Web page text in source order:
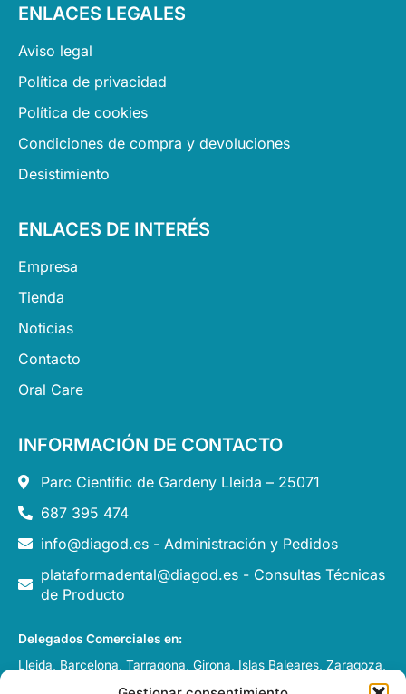
e
i
n
a
r
a
m
ENLACES LEGALES
Aviso legal
Política de privacidad
Política de cookies
Condiciones de compra y devoluciones
Desistimiento
ENLACES DE INTERÉS
Empresa
Tienda
Noticias
Contacto
Oral Care
INFORMACIÓN DE CONTACTO
Parc Científic de Gardeny Lleida – 25071
687 395 474
info@diagod.es - Administración y Pedidos
plataformadental@diagod.es - Consultas Técnicas
de Producto
Delegados Comerciales en:
Lleida, Barcelona, Tarragona, Girona, Islas Baleares, Zaragoza,
Huesca, Pamplona y Andorra.